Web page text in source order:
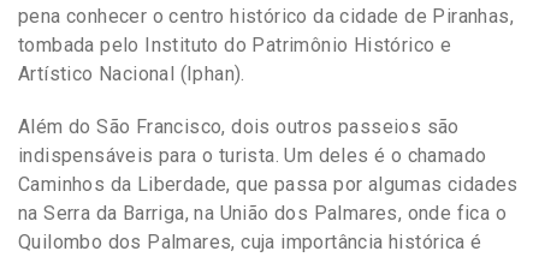
pena conhecer o centro histórico da cidade de Piranhas,
tombada pelo Instituto do Patrimônio Histórico e
Artístico Nacional (Iphan).
Além do São Francisco, dois outros passeios são
indispensáveis para o turista. Um deles é o chamado
Caminhos da Liberdade, que passa por algumas cidades
na Serra da Barriga, na União dos Palmares, onde fica o
Quilombo dos Palmares, cuja importância histórica é